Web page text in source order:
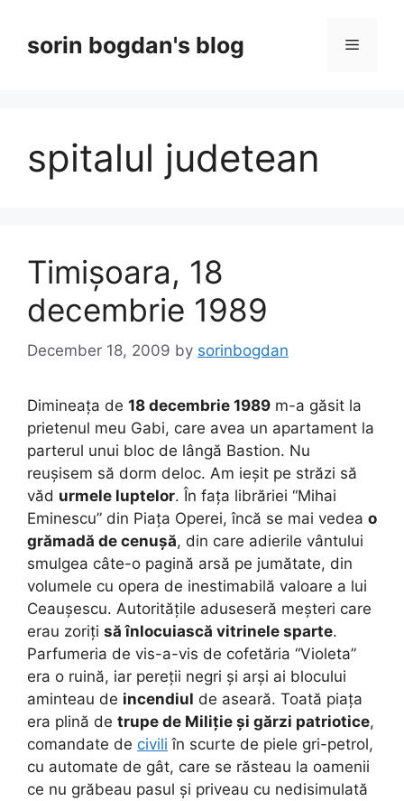
contentsorin bogdan's blog Menu
spitalul judetean
Timișoara, 18
decembrie 1989
December 18, 2009 by sorinbogdan
Dimineața de 18 decembrie 1989 m-a găsit la
prietenul meu Gabi, care avea un apartament la
parterul unui bloc de lângă Bastion. Nu
reușisem să dorm deloc. Am ieșit pe străzi să
văd urmele luptelor. În fața librăriei “Mihai
Eminescu” din Piața Operei, încă se mai vedea o
grămadă de cenușă, din care adierile vântului
smulgea câte-o pagină arsă pe jumătate, din
volumele cu opera de inestimabilă valoare a lui
Ceaușescu. Autoritățile aduseseră meșteri care
erau zoriți să înlocuiască vitrinele sparte.
Parfumeria de vis-a-vis de cofetăria “Violeta”
era o ruină, iar pereții negri și arși ai blocului
aminteau de incendiul de aseară. Toată piața
era plină de trupe de Miliție și gărzi patriotice,
comandate de civili în scurte de piele gri-petrol,
cu automate de gât, care se răsteau la oamenii
ce nu grăbeau pasul și priveau cu nedisimulată